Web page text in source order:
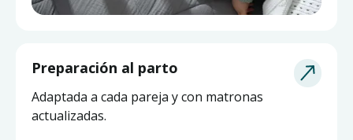
Asesoría de Lactancia
Pide ayuda a una matrona experta y actualizada
sin salir de casa.
Preparación al parto
Adaptada a cada pareja y con matronas
actualizadas.